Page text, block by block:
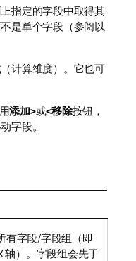
指定的字段中取得其
是单个字段（参阅以
计算维度）。它也可
添加>或<移除按钮，
字段。
有字段/字段组（即
轴）。字段组会先于